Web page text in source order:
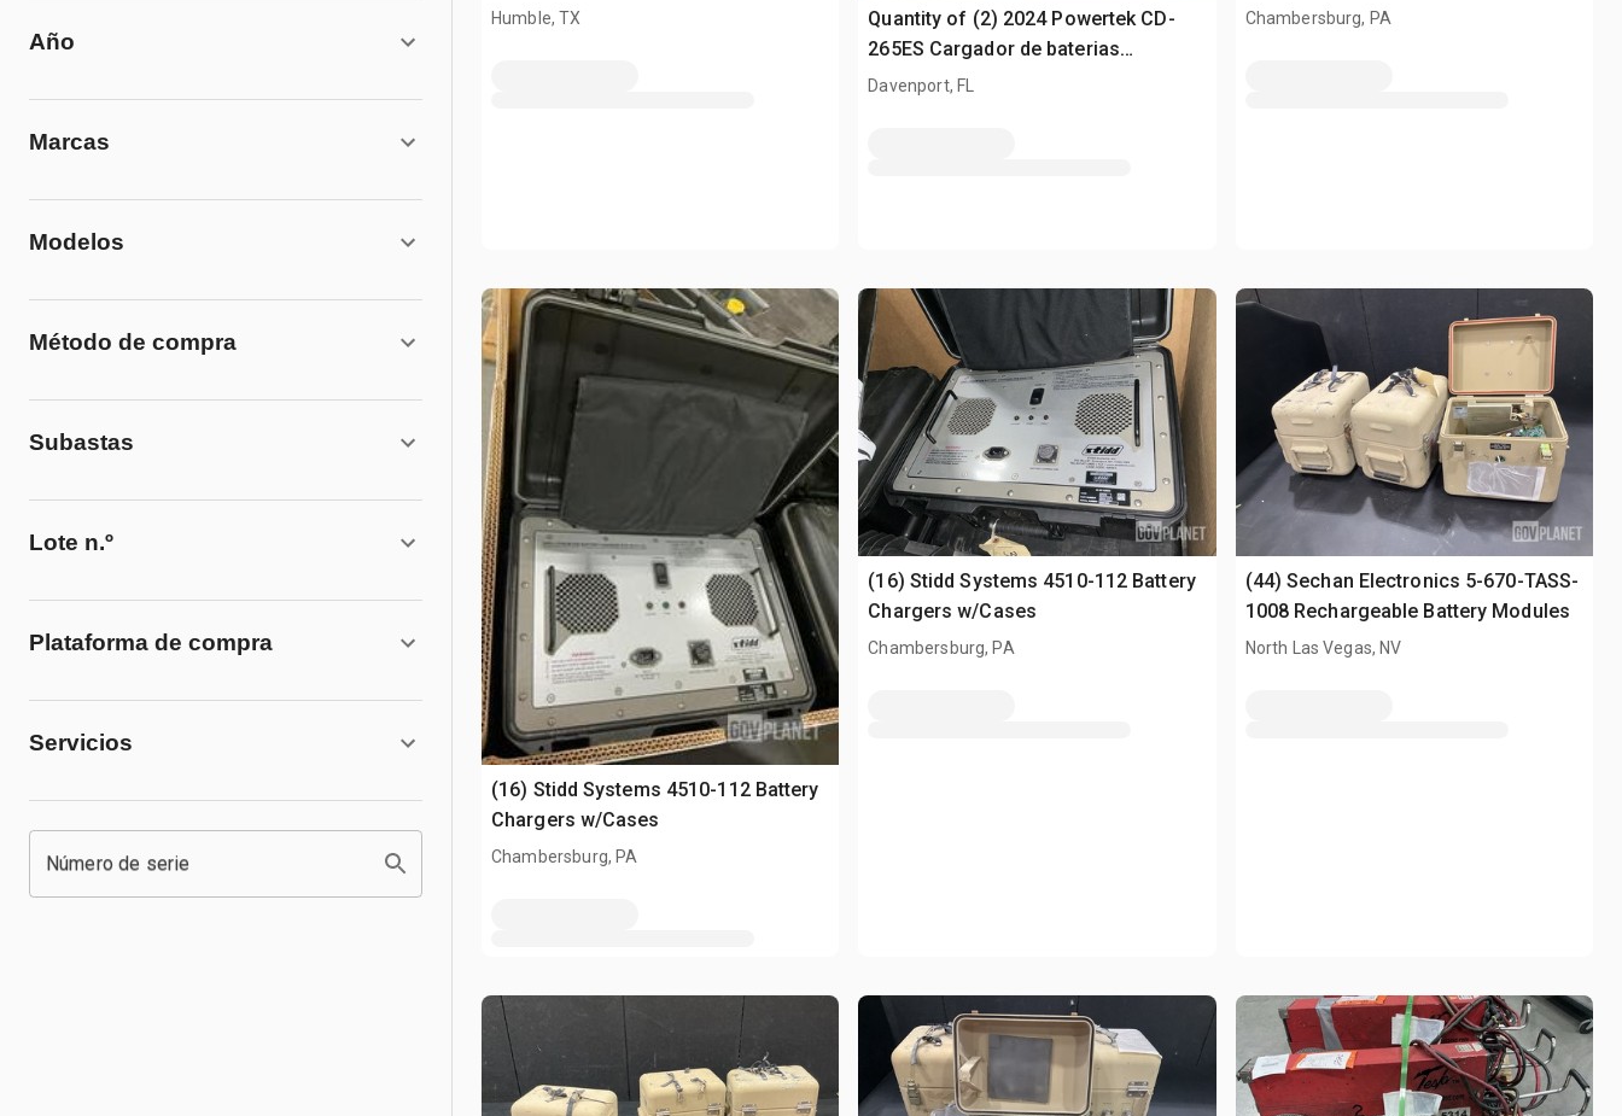
Año
Marcas
Modelos
Método de compra
Subastas
Lote n.º
Plataforma de compra
Servicios
Número de serie
Humble, TX
Quantity of (2) 2024 Powertek CD-
265ES Cargador de baterias
(Unused)
Davenport, FL
Chambersburg, PA
(16) Stidd Systems 4510-112 Battery
Chargers w/Cases
Chambersburg, PA
(16) Stidd Systems 4510-112 Battery
Chargers w/Cases
Chambersburg, PA
(44) Sechan Electronics 5-670-TASS-
1008 Rechargeable Battery Modules
North Las Vegas, NV